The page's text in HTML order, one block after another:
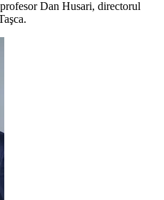
Dan Husari, directorul